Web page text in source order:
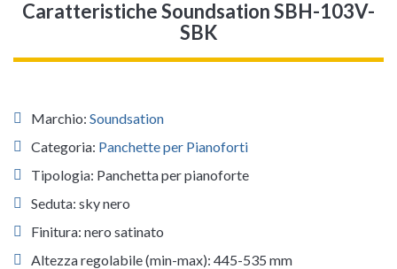
Caratteristiche Soundsation SBH-103V-
SBK
Marchio: Soundsation
Categoria: Panchette per Pianoforti
Tipologia: Panchetta per pianoforte
Seduta: sky nero
Finitura: nero satinato
Altezza regolabile (min-max): 445-535 mm